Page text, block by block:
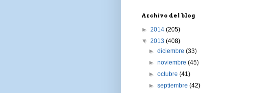
Archivo del blog
► 2014 (205)
▼ 2013 (408)
►diciembre(33)
►noviembre(45)
►octubre(41)
►septiembre(42)